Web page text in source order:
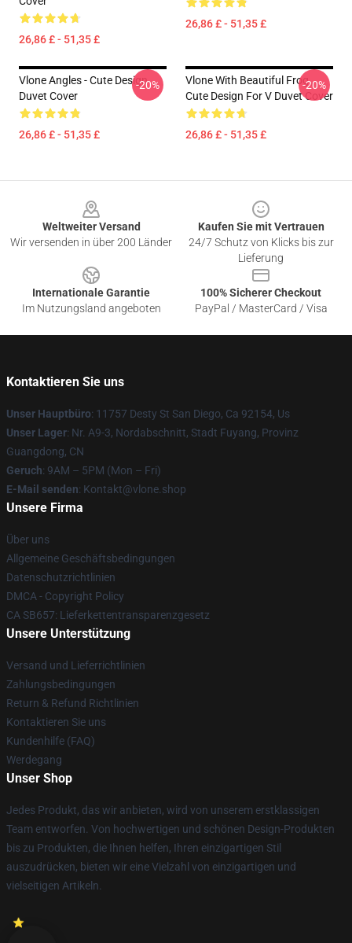
26,86 £ - 51,35 £
26,86 £ - 51,35 £
Vlone Angles - Cute Design
Duvet Cover
26,86 £ - 51,35 £
-20%
Vlone With Beautiful Frog ,
Cute Design For V Duvet Cover
26,86 £ - 51,35 £
-20%
Weltweiter Versand
Wir versenden in über 200 Länder
Kaufen Sie mit Vertrauen
24/7 Schutz von Klicks bis zur
Lieferung
Internationale Garantie
Im Nutzungsland angeboten
100% Sicherer Checkout
PayPal / MasterCard / Visa
Kontaktieren Sie uns
Unser Hauptbüro: 11757 Desty St San Diego, Ca 92154, Us
Unser Lager: Nr. A9-3, Nordabschnitt, Stadt Fuyang, Provinz
Guangdong, CN
Geruch: 9AM – 5PM (Mon – Fri)
E-Mail senden: Kontakt@vlone.shop
Unsere Firma
Über uns
Allgemeine Geschäftsbedingungen
Datenschutzrichtlinien
DMCA - Copyright Policy
CA SB657: Lieferkettentransparenzgesetz
Unsere Unterstützung
Versand und Lieferrichtlinien
Zahlungsbedingungen
Return & Refund Richtlinien
Kontaktieren Sie uns
Kundenhilfe (FAQ)
Werdegang
Unser Shop
Jedes Produkt, das wir anbieten, wird von unserem erstklassigen
Team entworfen. Von hochwertigen und schönen Design-Produkten
bis zu Produkten, die Ihnen helfen, Ihren einzigartigen Stil
auszudrücken, bieten wir eine Vielzahl von einzigartigen und
vielseitigen Artikeln.